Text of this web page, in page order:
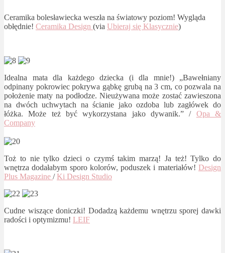
Ceramika bolesławiecka weszła na światowy poziom! Wygląda
obłędnie! Ceramika Design (via Ubieraj się Klasycznie)
Idealna mata dla każdego dziecka (i dla mnie!) „Bawełniany
odpinany pokrowiec pokrywa gąbkę grubą na 3 cm, co pozwala na
położenie maty na podłodze. Nieużywana może zostać zawieszona
na dwóch uchwytach na ścianie jako ozdoba lub zagłówek do
łóżka. Może też być wykorzystana jako dywanik.” / Opa &
Company
Toż to nie tylko dzieci o czymś takim marzą! Ja też! Tylko do
wnętrza dodałabym sporo kolorów, poduszek i materiałów! Design
Plus Magazine /Ki Design Studio
Cudne wiszące doniczki! Dodadzą każdemu wnętrzu sporej dawki
radości i optymizmu! LEIF